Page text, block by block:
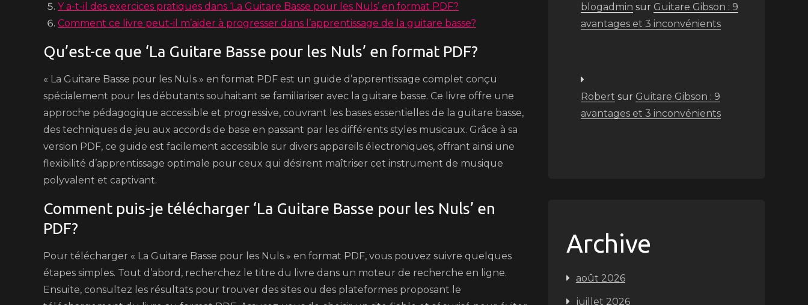
Y a-t-il des exercices pratiques dans ‘La Guitare Basse pour les Nuls’ en format PDF?
Comment ce livre peut-il m’aider à progresser dans l’apprentissage de la guitare basse?
Qu’est-ce que ‘La Guitare Basse pour les Nuls’ en format PDF?
« La Guitare Basse pour les Nuls » en format PDF est un guide d’apprentissage complet conçu
spécialement pour les débutants souhaitant se familiariser avec la guitare basse. Ce livre offre une
approche pédagogique accessible et progressive, couvrant les bases essentielles de la guitare basse,
des techniques de jeu aux accords de base en passant par les différents styles musicaux. Grâce à sa
version PDF, ce guide est facilement accessible sur divers appareils électroniques, offrant ainsi une
flexibilité d’apprentissage optimale pour ceux qui désirent maîtriser cet instrument de musique
polyvalent et captivant.
Comment puis-je télécharger ‘La Guitare Basse pour les Nuls’ en
PDF?
Pour télécharger « La Guitare Basse pour les Nuls » en format PDF, vous pouvez suivre quelques
étapes simples. Tout d’abord, recherchez le titre du livre dans un moteur de recherche en ligne.
Ensuite, consultez les résultats pour trouver des sites ou des plateformes proposant le
blogadmin sur Guitare Gibson : 9
avantages et 3 inconvénients
Robert sur Guitare Gibson : 9
avantages et 3 inconvénients
Archive
août 2026
juillet 2026